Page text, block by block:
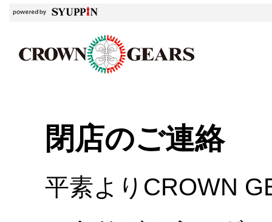
閉店のご連絡
平素よりCROWN